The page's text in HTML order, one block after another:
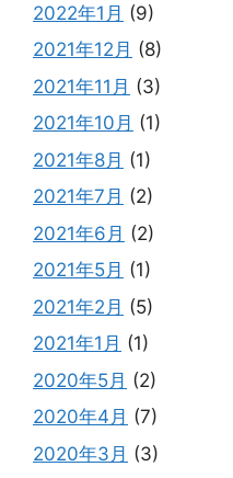
2022年1月 (9)
2021年12月 (8)
2021年11月 (3)
2021年10月 (1)
2021年8月 (1)
2021年7月 (2)
2021年6月 (2)
2021年5月 (1)
2021年2月 (5)
2021年1月 (1)
2020年5月 (2)
2020年4月 (7)
2020年3月 (3)